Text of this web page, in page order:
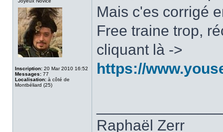
Inscription: 20 Mar 2010 16:52
Messages: 77
Localisation: à côté de
Montbéliard (25)
Mais c'es corrigé
Free traine trop,
cliquant là ->
https://
Raphaël Zerr